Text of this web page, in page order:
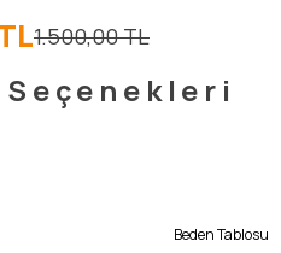
1.500,00 TL
Beden Tablosu